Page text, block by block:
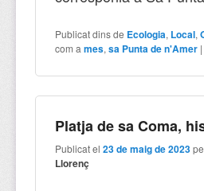
Publicat dins de Ecologia, Local,
com a mes,sa Punta de n'Amer |
Platja de sa Coma,
Publicat el23 de maig de 2023
Llorenç